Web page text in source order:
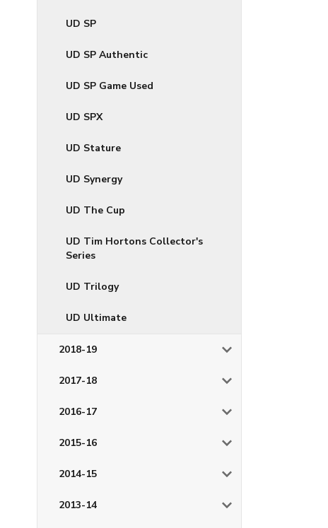
UD SP
UD SP Authentic
UD SP Game Used
UD SPX
UD Stature
UD Synergy
UD The Cup
UD Tim Hortons Collector's
Series
UD Trilogy
UD Ultimate
2018-19
2017-18
2016-17
2015-16
2014-15
2013-14